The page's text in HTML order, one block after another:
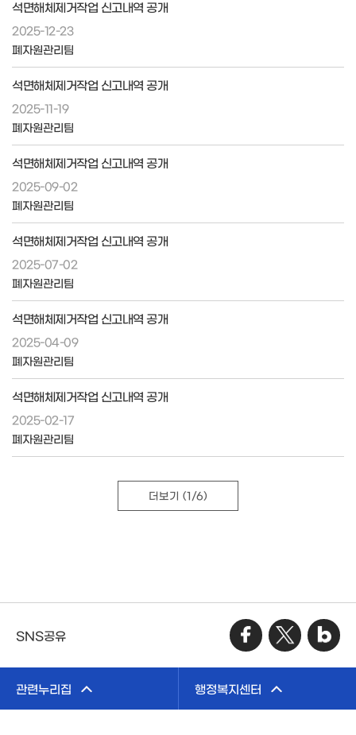
석면해체제거작업 신고내역 공개
2025-12-23
폐자원관리팀
석면해체제거작업 신고내역 공개
2025-11-19
폐자원관리팀
석면해체제거작업 신고내역 공개
2025-09-02
폐자원관리팀
석면해체제거작업 신고내역 공개
2025-07-02
폐자원관리팀
석면해체제거작업 신고내역 공개
2025-04-09
폐자원관리팀
석면해체제거작업 신고내역 공개
2025-02-17
폐자원관리팀
더보기 (1/6)
SNS공유
관련누리집 행정복지센터